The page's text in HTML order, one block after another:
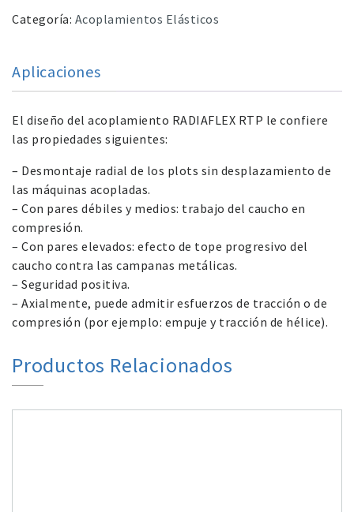
Categoría: Acoplamientos Elásticos
Aplicaciones
El diseño del acoplamiento RADIAFLEX RTP le confiere
las propiedades siguientes:
– Desmontaje radial de los plots sin desplazamiento de
las máquinas acopladas.
– Con pares débiles y medios: trabajo del caucho en
compresión.
– Con pares elevados: efecto de tope progresivo del
caucho contra las campanas metálicas.
– Seguridad positiva.
– Axialmente, puede admitir esfuerzos de tracción o de
compresión (por ejemplo: empuje y tracción de hélice).
Productos Relacionados